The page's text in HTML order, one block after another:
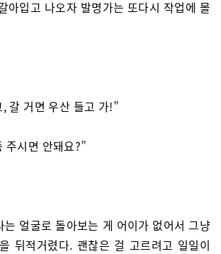
아입고 나오자 발명가는 또다시 작업에 몰
갈 거면 우산 들고 가!”
주시면 안돼요?”
는 얼굴로 돌아보는 게 어이가 없어서 그냥
뒤적거렸다. 괜찮은 걸 고르려고 일일이